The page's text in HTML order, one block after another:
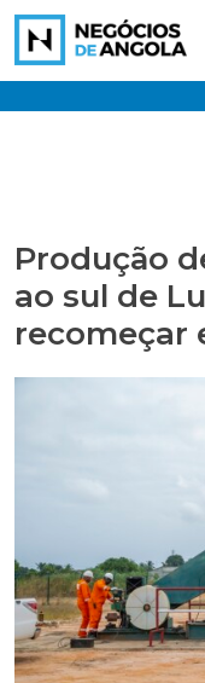
Skip
content
Produção
ao sul de
recomeçar